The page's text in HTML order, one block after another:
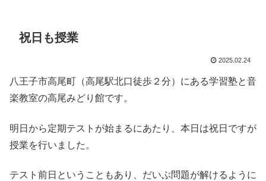
祝日も授業
2025.02.24
八王子市高尾町（高尾駅北口徒歩２分）にある学習塾と音
楽教室の高尾みどり館です。
明日から定期テストが始まるにあたり、本日は祝日ですが
授業を行いました。
テスト前日ということもあり、だいぶ問題が解けるように